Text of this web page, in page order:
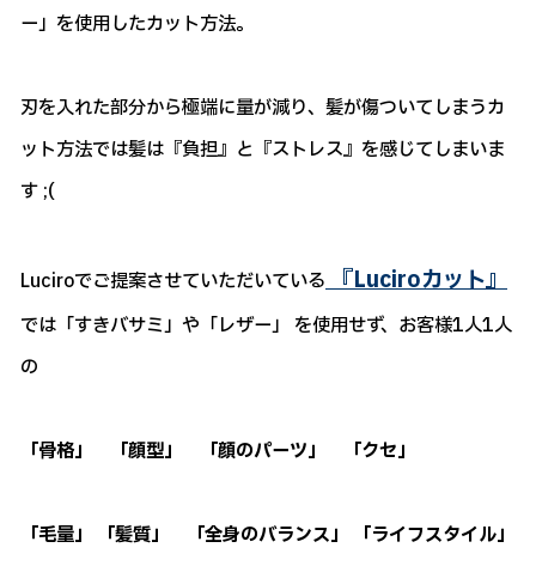
ー」を使用したカット方法。
刃を入れた部分から極端に量が減り、髪が傷ついてしまうカ
ット方法では髪は『負担』と『ストレス』を感じてしまいま
す ;(
Luciroでご提案させていただいている 『Luciroカット』
では「すきバサミ」や「レザー」 を使用せず、お客様1人1人
の
「骨格」 「顔型」 「顔のパーツ」 「クセ」
「毛量」 「髪質」 「全身のバランス」 「ライフスタイル」